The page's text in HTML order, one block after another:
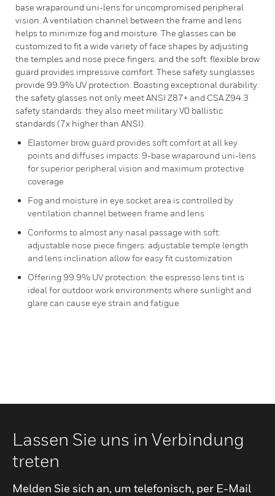
base wraparound uni-lens for uncompromised peripheral
vision. A ventilation channel between the frame and lens
helps to minimize fog and moisture. The glasses can be
customized to fit a wide variety of face shapes by adjusting
the temples and nose piece fingers: and the soft: flexible brow
guard provides impressive comfort. These safety sunglasses
provide 99.9% UV protection. Boasting exceptional durability:
the safety glasses not only meet ANSI Z87+ and CSA Z94.3
safety standards: they also meet military V0 ballistic
standards (7x higher than ANSI).
Elastomer brow guard provides soft comfort at all key
points and diffuses impacts: 9-base wraparound uni-lens
for superior peripheral vision and maximum protective
coverage
Fog and moisture in eye socket area is controlled by
ventilation channel between frame and lens
Conforms to almost any nasal passage with soft:
adjustable nose piece fingers: adjustable temple length
and lens inclination allow for easy fit customization
Offering 99.9% UV protection: the espresso lens tint is
ideal for outdoor work environments where sunlight and
glare can cause eye strain and fatigue
Lassen Sie uns in Verbindung
treten
Melden Sie sich an, um telefonisch, per E-Mail